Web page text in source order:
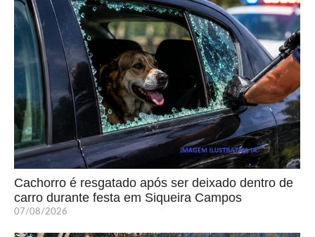
Cachorro é resgatado após ser deixado dentro de
carro durante festa em Siqueira Campos
07/08/2026